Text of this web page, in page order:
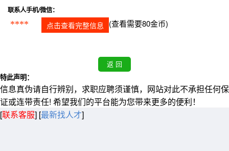
联系人手机/微信：
**** 点击查看完整信息 (查看需要80金币)
特此声明：
信息真伪请自行辨别，求职应聘须谨慎，网站对此不承担任何保
证或连带责任! 希望我们的平台能为您带来更多的便利！
[联系客服] [最新找人才]